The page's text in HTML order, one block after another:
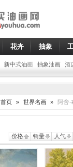
花卉 抽象
新中式油画 抽象油画 酒
首页 » 世界名画 » 阿舍
价格
销量 人气